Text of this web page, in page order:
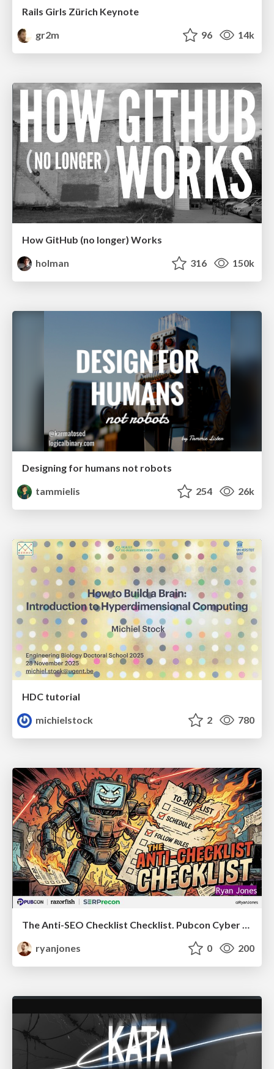
Rails Girls Zürich Keynote
gr2m
96 14k
How GitHub (no longer) Works
holman
316 150k
Designing for humans not robots
tammielis
254 26k
HDC tutorial
michielstock
2 780
The Anti-SEO Checklist Checklist. Pubcon Cyber Week
ryanjones
0 200